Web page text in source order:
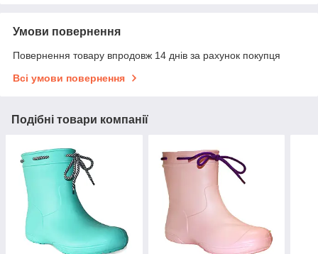
Умови повернення
Повернення товару впродовж 14 днів за рахунок покупця
Всі умови повернення
Подібні товари компанії